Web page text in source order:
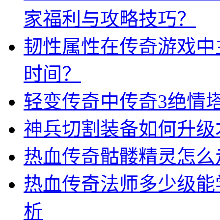
家福利与攻略技巧？
韧性属性在传奇游戏
时间？
轻变传奇中传奇3绝情
神兵切割装备如何升
热血传奇骷髅精灵怎
热血传奇法师多少级
析